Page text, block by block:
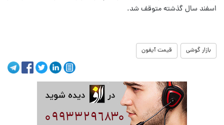
اسفند سال گذشته متوقف شد.
بازار گوشی قیمت آیفون